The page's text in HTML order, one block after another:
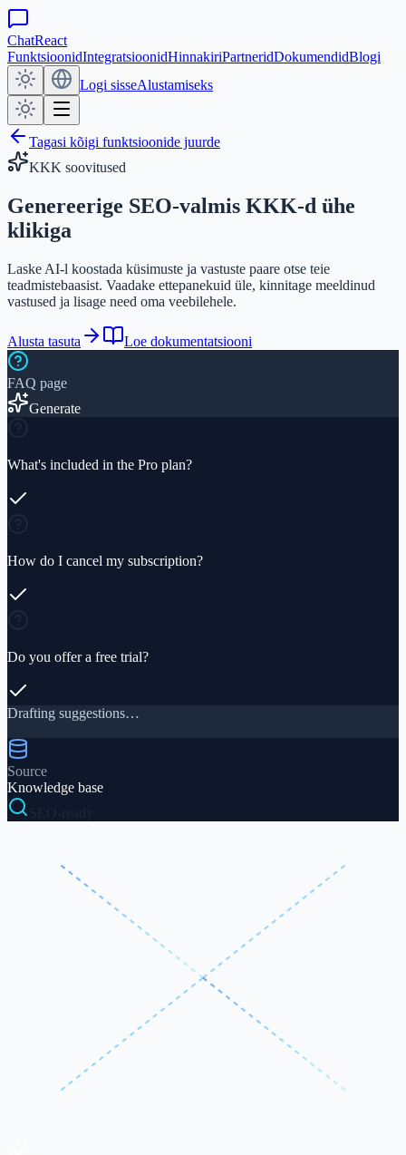
ChatReact
FunktsioonidIntegratsioonidHinnakiriPartneridDokumendidBlogi
Logi sisseAlustamiseks
Tagasi kõigi funktsioonide juurde
KKK soovitused
Genereerige SEO‑valmis KKK-d ühe
klikiga
Laske AI-l koostada küsimuste ja vastuste paare otse teie
teadmistebaasist. Vaadake ettepanekuid üle, kinnitage meeldinud
vastused ja lisage need oma veebilehele.
Alusta tasuta Loe dokumentatsiooni
FAQ page
Generate
What's included in the Pro plan?
How do I cancel my subscription?
Do you offer a free trial?
Drafting suggestions…
Source
Knowledge base